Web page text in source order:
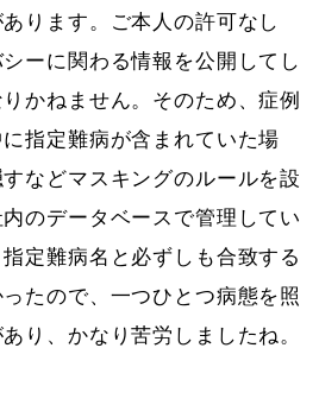
ります。ご本人の許可なし
ーに関わる情報を公開してし
かねません。そのため、症例
指定難病が含まれていた場
などマスキングのルールを設
のデータベースで管理してい
定難病名と必ずしも合致する
たので、一つひとつ病態を照
り、かなり苦労しましたね。